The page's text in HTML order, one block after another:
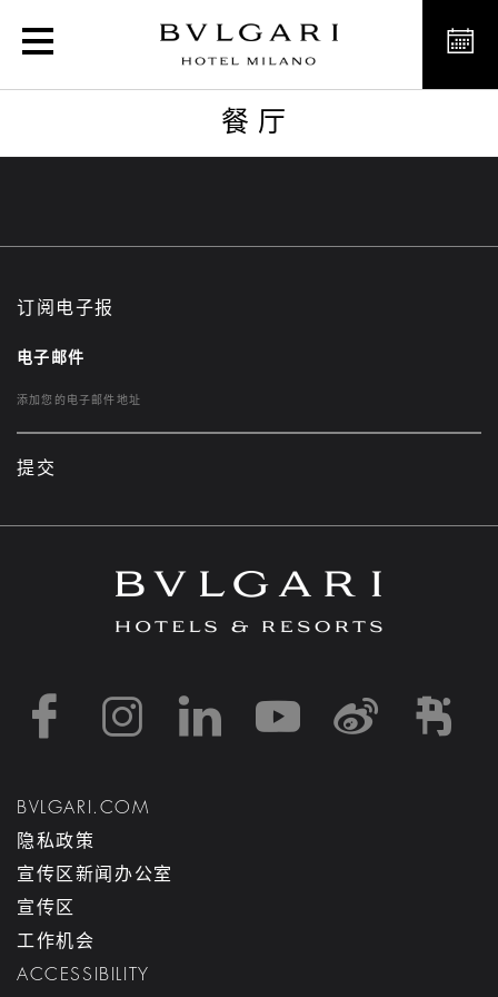
餐厅
餐厅
订阅电子报
电子邮件
提交
https://https://https://
https://
BVLGARI.COM
隐私政策
宣传区新闻办公室
宣传区
工作机会
ACCESSIBILITY